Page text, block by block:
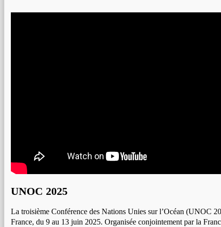
UNOC 2025
La troisième Conférence des Nations Unies sur l’Océan (UNOC
France, du 9 au 13 juin 2025. Organisée conjointement par la